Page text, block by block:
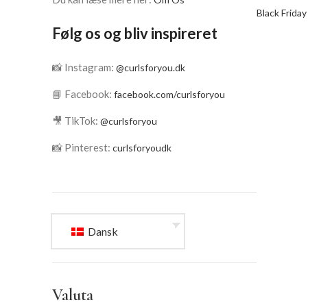
Følg os og bliv inspireret
📸 Instagram: @curlsforyou.dk
📘 Facebook: facebook.com/curlsforyou
🎥 TikTok: @curlsforyou
📸 Pinterest: curlsforyoudk
Dansk
Valuta
Black Friday